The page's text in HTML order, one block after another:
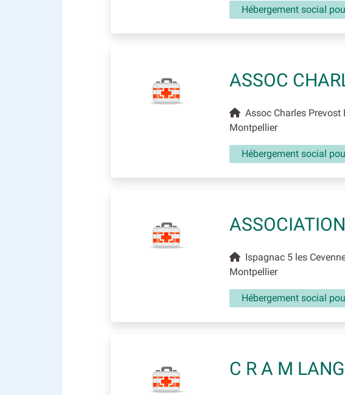
Hébergement social
ASSOC
Assoc Charles Prevost
Montpellier
Hébergement social
Ispagnac 5 les
Montpellier
Hébergement social
C R A M